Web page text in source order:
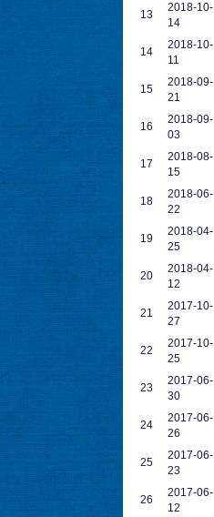
13
2018-10-
14
14
2018-10-
11
15
2018-09-
21
16
2018-09-
03
17
2018-08-
15
18
2018-06-
22
19
2018-04-
25
20
2018-04-
12
21
2017-10-
27
22
2017-10-
25
23
2017-06-
30
24
2017-06-
26
25
2017-06-
23
26
2017-06-
12